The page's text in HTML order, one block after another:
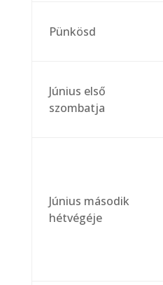
Pünkösd
Június első
szombatja
Június második
hétvégéje